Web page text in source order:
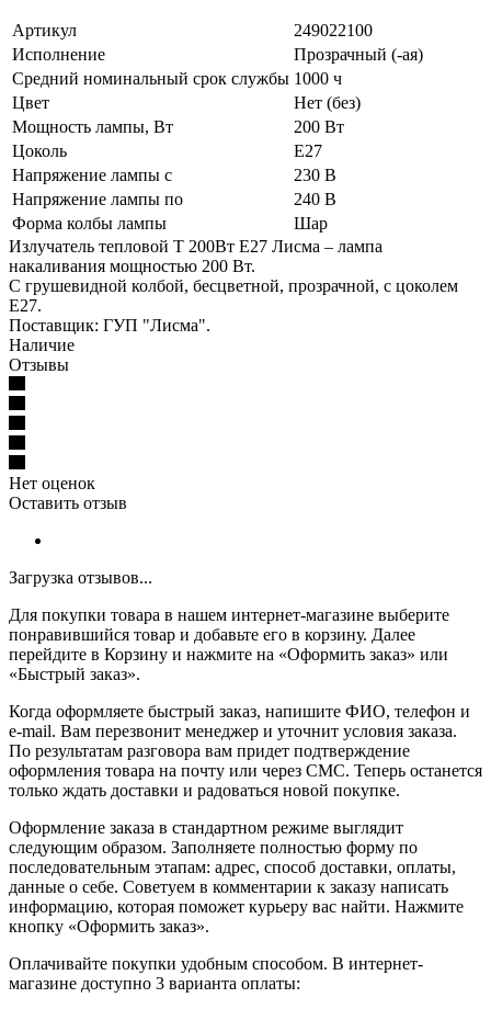
Артикул
249022100
Исполнение
Прозрачный (-ая)
Средний номинальный срок службы 1000 ч
Цвет
Нет (без)
Мощность лампы, Вт
200 Вт
Цоколь
E27
Напряжение лампы с
230 В
Напряжение лампы по
240 В
Форма колбы лампы
Шар
Излучатель тепловой Т 200Вт E27 Лисма – лампа
накаливания мощностью 200 Вт.
С грушевидной колбой, бесцветной, прозрачной, с цоколем
Е27.
Поставщик: ГУП "Лисма".
Наличие
Отзывы
Нет оценок
Оставить отзыв
Загрузка отзывов...
Для покупки товара в нашем интернет-магазине выберите
понравившийся товар и добавьте его в корзину. Далее
перейдите в Корзину и нажмите на «Оформить заказ» или
«Быстрый заказ».
Когда оформляете быстрый заказ, напишите ФИО, телефон и
e-mail. Вам перезвонит менеджер и уточнит условия заказа.
По результатам разговора вам придет подтверждение
оформления товара на почту или через СМС. Теперь останется
только ждать доставки и радоваться новой покупке.
Оформление заказа в стандартном режиме выглядит
следующим образом. Заполняете полностью форму по
последовательным этапам: адрес, способ доставки, оплаты,
данные о себе. Советуем в комментарии к заказу написать
информацию, которая поможет курьеру вас найти. Нажмите
кнопку «Оформить заказ».
Оплачивайте покупки удобным способом. В интернет-
магазине доступно 3 варианта оплаты: